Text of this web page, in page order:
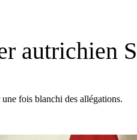
autrichien
fois blanchi des allégations.